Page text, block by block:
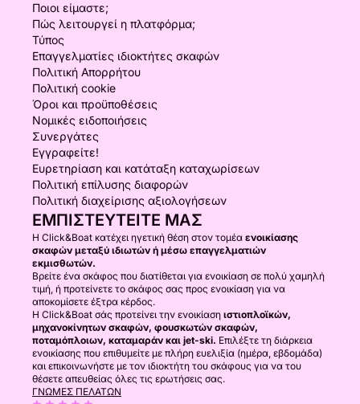
Ποιοι είμαστε;
Πώς λειτουργεί η πλατφόρμα;
Τύπος
Επαγγελματίες ιδιοκτήτες σκαφών
Πολιτική Απορρήτου
Πολιτική cookie
Όροι και προϋποθέσεις
Νομικές ειδοποιήσεις
Συνεργάτες
Εγγραφείτε!
Ευρετηρίαση και κατάταξη καταχωρίσεων
Πολιτική επίλυσης διαφορών
Πολιτική διαχείρισης αξιολογήσεων
ΕΜΠΙΣΤΕΥΤΕΊΤΕ ΜΑΣ
Η Click&Boat κατέχει ηγετική θέση στον τομέα ενοικίασης
σκαφών μεταξύ ιδιωτών ή μέσω επαγγελματιών
εκμισθωτών.
Βρείτε ένα σκάφος που διατίθεται για ενοικίαση σε πολύ χαμηλή
τιμή, ή προτείνετε το σκάφος σας προς ενοικίαση για να
αποκομίσετε έξτρα κέρδος.
Η Click&Boat σάς προτείνει την ενοικίαση ιστιοπλοϊκών,
μηχανοκίνητων σκαφών, φουσκωτών σκαφών,
ποταμόπλοιων, καταμαράν και jet-ski. Επιλέξτε τη διάρκεια
ενοικίασης που επιθυμείτε με πλήρη ευελιξία (ημέρα, εβδομάδα)
και επικοινωνήστε με τον ιδιοκτήτη του σκάφους για να του
θέσετε απευθείας όλες τις ερωτήσεις σας.
ΓΝΏΜΕΣ ΠΕΛΑΤΏΝ